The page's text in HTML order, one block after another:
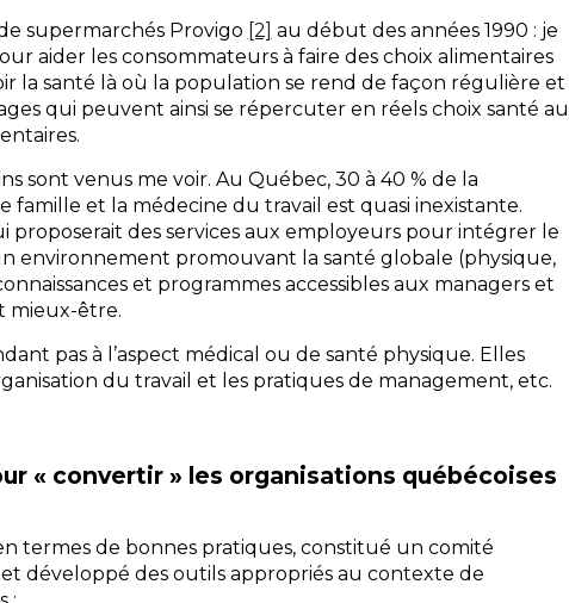
supermarchés Provigo [2] au début des années 1990 : je
aider les consommateurs à faire des choix alimentaires
la santé là où la population se rend de façon régulière et
qui peuvent ainsi se répercuter en réels choix santé au
sont venus me voir. Au Québec, 30 à 40 % de la
famille et la médecine du travail est quasi inexistante.
proposerait des services aux employeurs pour intégrer le
environnement promouvant la santé globale (physique,
et programmes accessibles aux managers et
mieux-être.
pas à l’aspect médical ou de santé physique. Elles
du travail et les pratiques de management, etc.
« convertir » les organisations québécoises
termes de bonnes pratiques, constitué un comité
développé des outils appropriés au contexte de